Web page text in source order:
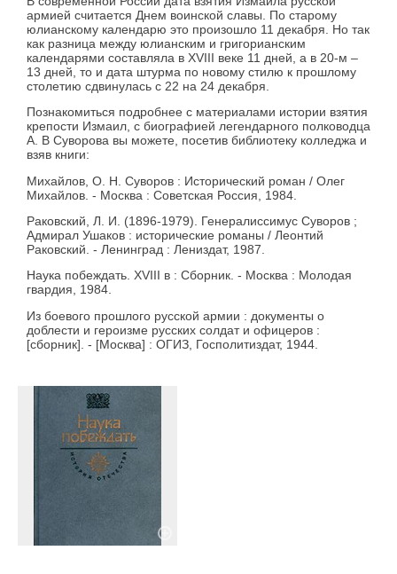
армией считается Днем воинской славы. По старому
юлианскому календарю это произошло 11 декабря. Но так
как разница между юлианским и григорианским
календарями составляла в XVIII веке 11 дней, а в 20-м –
13 дней, то и дата штурма по новому стилю к прошлому
столетию сдвинулась с 22 на 24 декабря.
Познакомиться подробнее с материалами истории взятия
крепости Измаил, с биографией легендарного полководца
А. В Суворова вы можете, посетив библиотеку колледжа и
взяв книги:
Михайлов, О. Н. Суворов : Исторический роман / Олег
Михайлов. - Москва : Советская Россия, 1984.
Раковский, Л. И. (1896-1979). Генералиссимус Суворов ;
Адмирал Ушаков : исторические романы / Леонтий
Раковский. - Ленинград : Лениздат, 1987.
Наука побеждать. XVIII в : Сборник. - Москва : Молодая
гвардия, 1984.
Из боевого прошлого русской армии : документы о
доблести и героизме русских солдат и офицеров :
[сборник]. - [Москва] : ОГИЗ, Госполитиздат, 1944.